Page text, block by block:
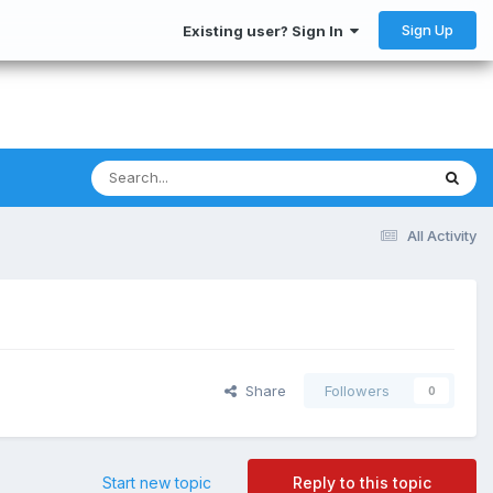
Existing user? Sign In Sign Up
All Activity
Share Followers 0
Reply to this topic
Start new topic